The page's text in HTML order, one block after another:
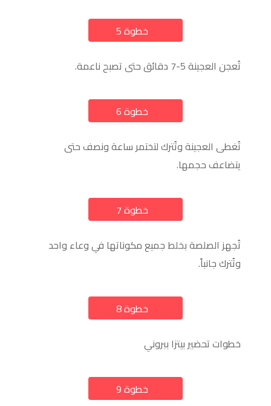
خطوة 5
تُعجن العجينة 5-7 دقائق حتى تصبح ناعمة.
خطوة 6
تُغطى العجينة وتُترك لتختمر ساعة ونصف حتى
يتضاعف حجمها.
خطوة 7
تُجهز الصلصة بخلط جميع مكوناتها في وعاء واحد
وتُترك جانباً.
خطوة 8
خطوات تحضير بيتزا ببروني
خطوة 9